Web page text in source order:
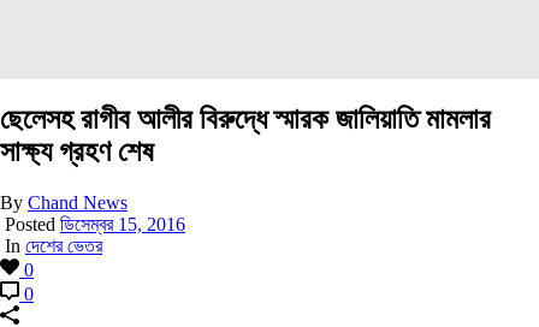
ছেলেসহ রাগীব আলীর বিরুদ্ধে স্মারক জালিয়াতি মামলার
সাক্ষ্য গ্রহণ শেষ
By Chand News
Posted ডিসেম্বর 15, 2016
In দেশের ভেতর
0
0